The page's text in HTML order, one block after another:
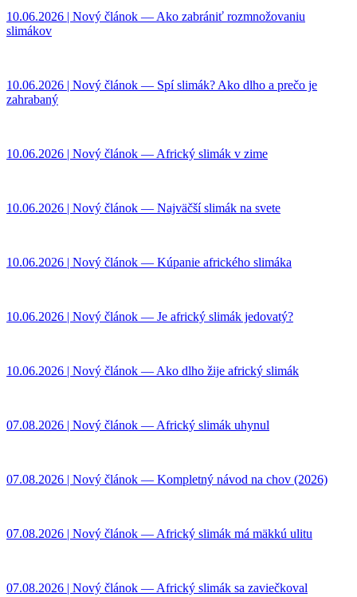
10.06.2026 | Nový článok — Ako zabrániť rozmnožovaniu
slimákov
10.06.2026 | Nový článok — Spí slimák? Ako dlho a prečo je
zahrabaný
10.06.2026 | Nový článok — Africký slimák v zime
10.06.2026 | Nový článok — Najväčší slimák na svete
10.06.2026 | Nový článok — Kúpanie afrického slimáka
10.06.2026 | Nový článok — Je africký slimák jedovatý?
10.06.2026 | Nový článok — Ako dlho žije africký slimák
07.08.2026 | Nový článok — Africký slimák uhynul
07.08.2026 | Nový článok — Kompletný návod na chov (2026)
07.08.2026 | Nový článok — Africký slimák má mäkkú ulitu
07.08.2026 | Nový článok — Africký slimák sa zaviečkoval